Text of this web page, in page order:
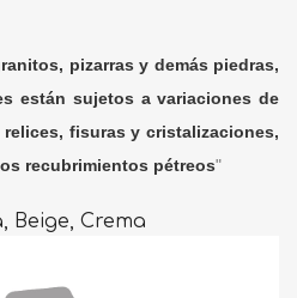
pizarras y demás piedras,
están sujetos a variaciones de
fisuras y cristalizaciones,
recubrimientos pétreos"
Beige, Crema